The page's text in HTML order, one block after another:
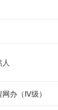
人
网办（Ⅳ级）